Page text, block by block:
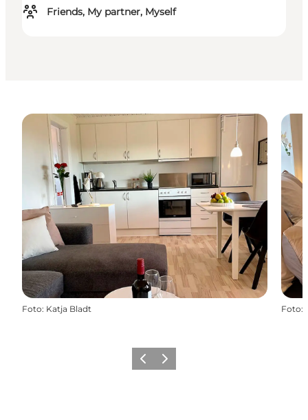
Friends, My partner, Myself
Foto: Katja Bladt Foto:
Precedente
Avanti